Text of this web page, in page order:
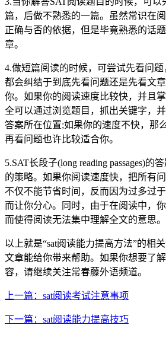
篇，后做不熟悉的一篇。虽然常识在
正确与否的依据，但是毕竟熟悉的话
章。
4.做短篇阅读的时候，可尝试先看问
都会纠结于到底先看问题还是先看文
你。如果你的阅读速度比较快，并且
全可以通过浏览题目，抓出关键字，
答案所在位置;如果你的速度不快，那
再看问题也许比较适合你。
5.SAT长段子(long reading passages)的
的策略。如果你阅读速度快，把所有
不仅不能节省时间，反而因为过多过
而让你分心。同时，由于在阅读中，
而使得阅读无法集中理解全文的意思。
以上就是“sat阅读能力提高方法”的相
文章能给你带来帮助。如果你想要了
容，请继续关注常春藤外语频道。
上一篇：sat阅读考试注意事项
下一篇：sat阅读能力提高技巧